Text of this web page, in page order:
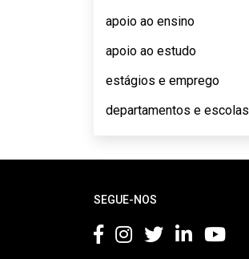
apoio ao ensino
apoio ao estudo
estágios e emprego
departamentos e escolas
SEGUE-NOS